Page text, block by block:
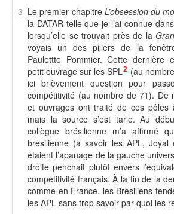
3 Le premier chapitre L’obsession du
la DATAR telle que je l’ai connue
lorsqu’elle se trouvait près de la
voyais un des piliers de la
Paulettte Pommier. Cette dernière
petit ouvrage sur les SPL2 (au
ici brièvement question pour
compétitivité (au nombre de 71). De
et ouvrages ont traité de ces pôles
mais la source s’est tarie. Au
collègue brésilienne m’a affirmé
brésilienne (à savoir les APL, Joyal
étaient l’apanage de la gauche
droite penchait plutôt envers
compétitivité français. À la fin de la
comme en France, les Brésiliens
les APL sans trop savoir par quoi les